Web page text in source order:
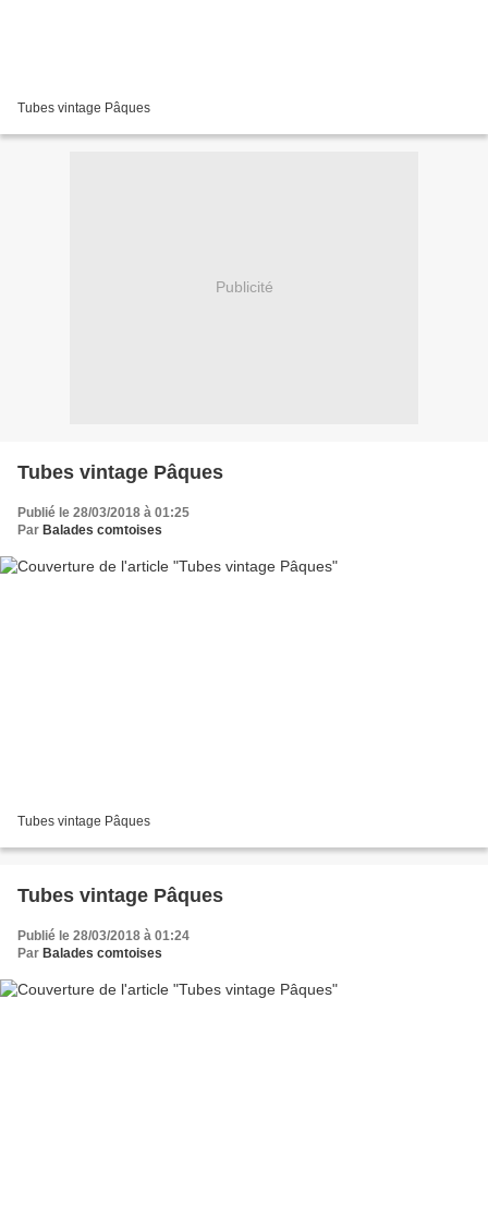
Tubes vintage Pâques
Publicité
Tubes vintage Pâques
Publié le 28/03/2018 à 01:25
Par Balades comtoises
Tubes vintage Pâques
Tubes vintage Pâques
Publié le 28/03/2018 à 01:24
Par Balades comtoises